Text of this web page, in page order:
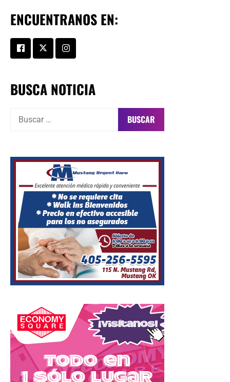
ENCUENTRANOS EN:
BUSCA NOTICIA
Buscar: